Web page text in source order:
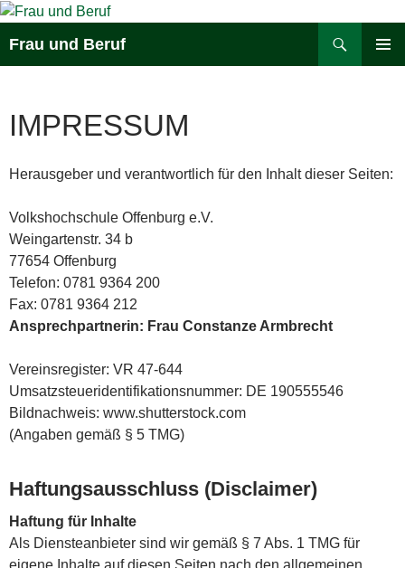
Zum
springen
Frau und Beruf
IMPRESSUM
Herausgeber und verantwortlich für den Inhalt dieser Seiten:
Volkshochschule Offenburg e.V.
Weingartenstr. 34 b
77654 Offenburg
Telefon: 0781 9364 200
Fax: 0781 9364 212
Ansprechpartnerin: Frau Constanze Armbrecht
Vereinsregister: VR 47-644
Umsatzsteueridentifikationsnummer: DE 190555546
Bildnachweis: www.shutterstock.com
(Angaben gemäß § 5 TMG)
Haftungsausschluss (Disclaimer)
Haftung für Inhalte
Als Diensteanbieter sind wir gemäß § 7 Abs. 1 TMG für
eigene Inhalte auf diesen Seiten nach den allgemeinen